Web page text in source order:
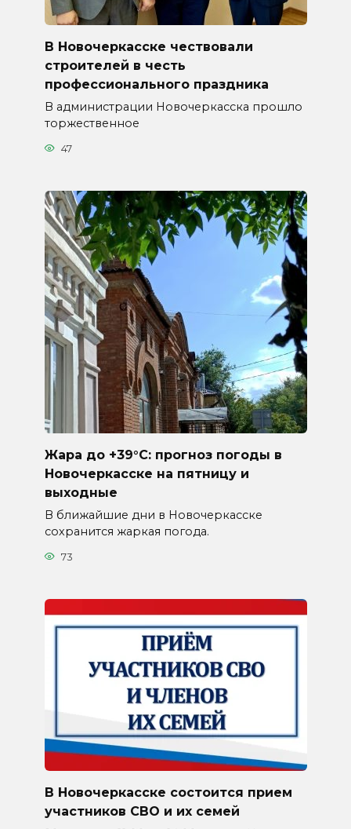
В Новочеркасске чествовали
строителей в честь
профессионального праздника
В администрации Новочеркасска прошло
торжественное
47
Жара до +39°C: прогноз погоды в
Новочеркасске на пятницу и
выходные
В ближайшие дни в Новочеркасске
сохранится жаркая погода.
73
В Новочеркасске состоится прием
участников СВО и их семей